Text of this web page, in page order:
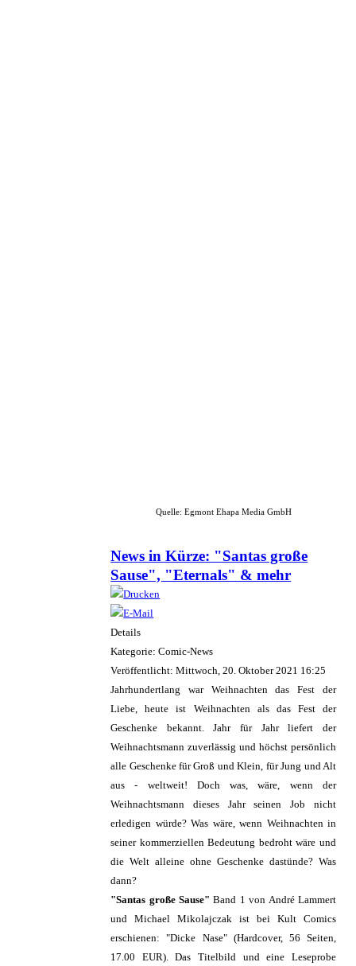
Quelle: Egmont Ehapa Media GmbH
News in Kürze: "Santas große
Sause", "Eternals" & mehr
Details
Kategorie: Comic-News
Veröffentlicht: Mittwoch, 20. Oktober 2021 16:25
Jahrhundertlang war Weihnachten das Fest der
Liebe, heute ist Weihnachten als das Fest der
Geschenke bekannt. Jahr für Jahr liefert der
Weihnachtsmann zuverlässig und höchst persönlich
alle Geschenke für Groß und Klein, für Jung und Alt
aus - weltweit! Doch was, wäre, wenn der
Weihnachtsmann dieses Jahr seinen Job nicht
erledigen würde? Was wäre, wenn Weihnachten in
seiner kommerziellen Bedeutung bedroht wäre und
die Welt alleine ohne Geschenke dastünde? Was
dann?
"Santas große Sause" Band 1 von André Lammert
und Michael Mikolajczak ist bei Kult Comics
erschienen: "Dicke Nase" (Hardcover, 56 Seiten,
17.00 EUR). Das Titelbild und eine Leseprobe